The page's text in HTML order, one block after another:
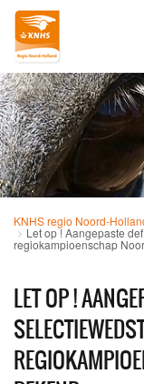
KNHS regio Noord-
Let op ! Aangepaste
regiokampioenschap
LET OP !